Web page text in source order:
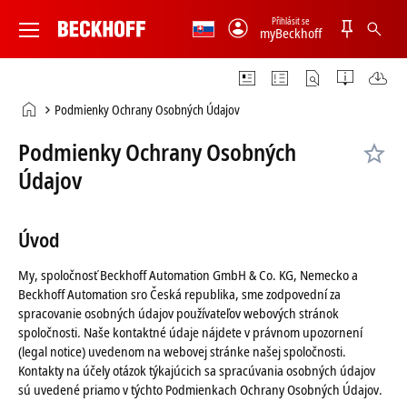
Automation
Technology
myBeckhoff
Přihlásit se
DomovskáPodmienky Ochrany Osobných Údajov
Podmienky Ochrany Osobných
Údajov
Úvod
My, spoločnosť Beckhoff Automation GmbH & Co. KG, Nemecko a
Beckhoff Automation sro Česká republika, sme zodpovední za
spracovanie osobných údajov používateľov webových stránok
spoločnosti. Naše kontaktné údaje nájdete v právnom upozornení
(legal notice) uvedenom na webovej stránke našej spoločnosti.
Kontakty na účely otázok týkajúcich sa spracúvania osobných údajov
sú uvedené priamo v týchto Podmienkach Ochrany Osobných Údajov.